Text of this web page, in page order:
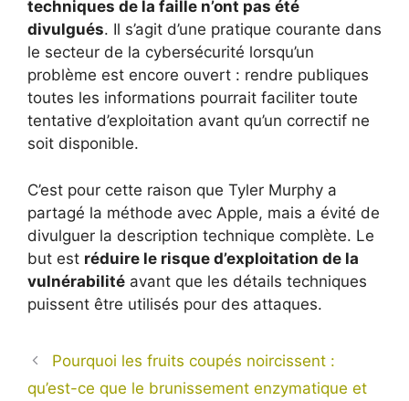
techniques de la faille n’ont pas été
divulgués. Il s’agit d’une pratique courante dans
le secteur de la cybersécurité lorsqu’un
problème est encore ouvert : rendre publiques
toutes les informations pourrait faciliter toute
tentative d’exploitation avant qu’un correctif ne
soit disponible.
C’est pour cette raison que Tyler Murphy a
partagé la méthode avec Apple, mais a évité de
divulguer la description technique complète. Le
but est réduire le risque d’exploitation de la
vulnérabilité avant que les détails techniques
puissent être utilisés pour des attaques.
Pourquoi les fruits coupés noircissent :
qu’est-ce que le brunissement enzymatique et